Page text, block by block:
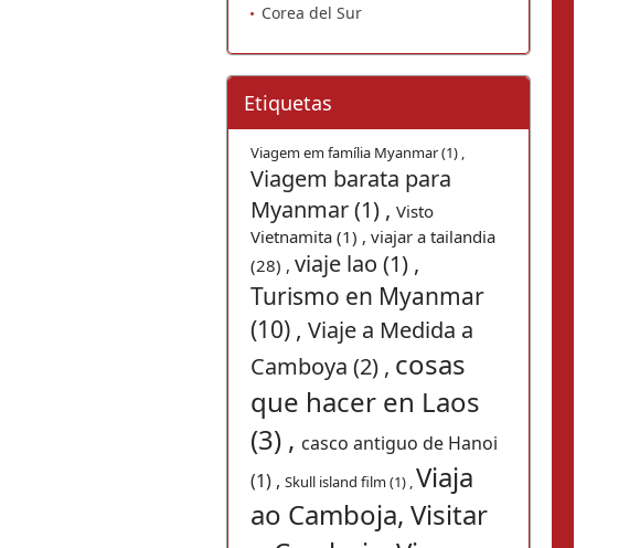
Corea del Sur
Etiquetas
Viagem em família Myanmar (1) ,
Viagem barata para
Myanmar (1) , Visto
Vietnamita (1) , viajar a tailandia
(28) , viaje lao (1) ,
Turismo en Myanmar
(10) , Viaje a Medida a
Camboya (2) , cosas
que hacer en Laos
(3) , casco antiguo de Hanoi
(1) , Skull island film (1) ,Viaja
ao Camboja, Visitar